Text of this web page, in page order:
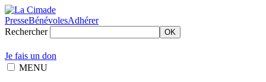
PresseBénévolesAdhérer
Rechercher
OK
Je fais un don
MENU